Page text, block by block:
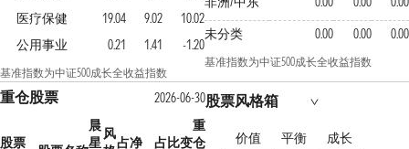
医疗保健
19.04 9.02
10.02
公用事业
0.21 1.41 -1.20
基准指数为中证500成长全收益指数
未分类
0.00 0.00 0.00
基准指数为中证500成长全收益指数
重仓股票 2026-06-30
股票
晨
星
风
占净
占比变
重
仓
股票风格箱
价值 平衡 成长